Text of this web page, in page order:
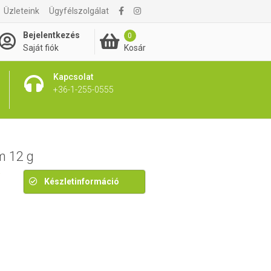
Üzleteink Ügyfélszolgálat
Bejelentkezés
Saját fiók
0
Kosár
Kapcsolat
+36-1-255-0555
1 575 Ft
12 g
Készletinformáció